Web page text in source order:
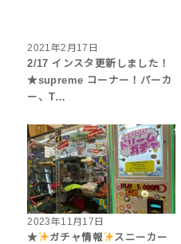
2021年2月17日
2/17 インスタ更新しました！
★supreme コーナー！パーカ
ー、T…
2023年11月17日
★
ガチャ情報
スニーカー